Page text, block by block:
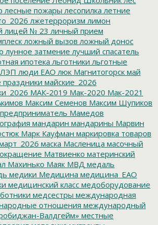
лесные пожары лесопилка летние
лжетерроризм лимон
лицей № 23 личный прием
ложный вызов ложный донос
лунное затмение лучший спасатель
ипотека льготники льготные
ЛЭП люди ЕАО люк Магнитогорск май
праздники майские_2026
МАК-2019 Мак-2020 Мак-2021
Максим Семенов Максим Шупиков
Мамедов
мандарин мандарины Марвин
Марк Кауфман маркировка товаров
маска Масленица масочный
Матвиенко материнский
Махинько Маяк МВД медаль
медики Медицина медицина_ЕАО
медицинский класс медоборудование
медсестры международная
отношения международный
Валдгейм» местные